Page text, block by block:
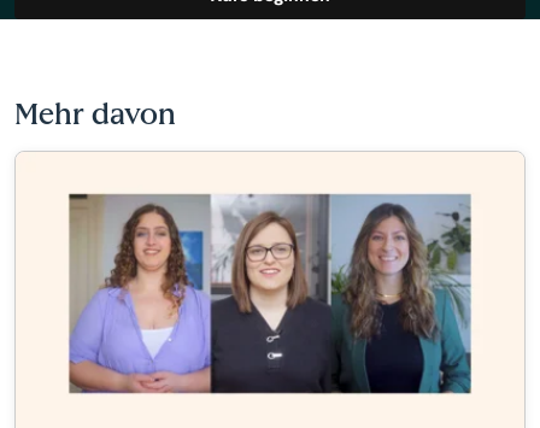
Mehr davon